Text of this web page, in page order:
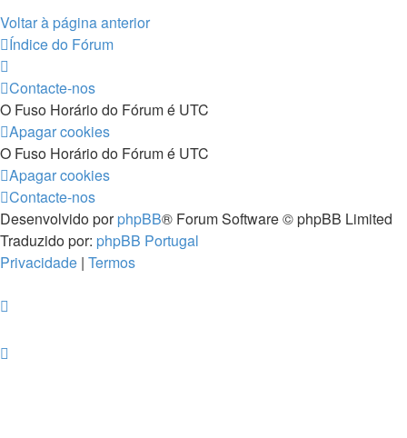
Voltar à página anterior
Índice do Fórum
Contacte-nos
O Fuso Horário do Fórum é UTC
Apagar cookies
O Fuso Horário do Fórum é UTC
Apagar cookies
Contacte-nos
Desenvolvido porphpBB® Forum Software © phpBB Limited
Traduzido por: phpBB Portugal
Privacidade | Termos